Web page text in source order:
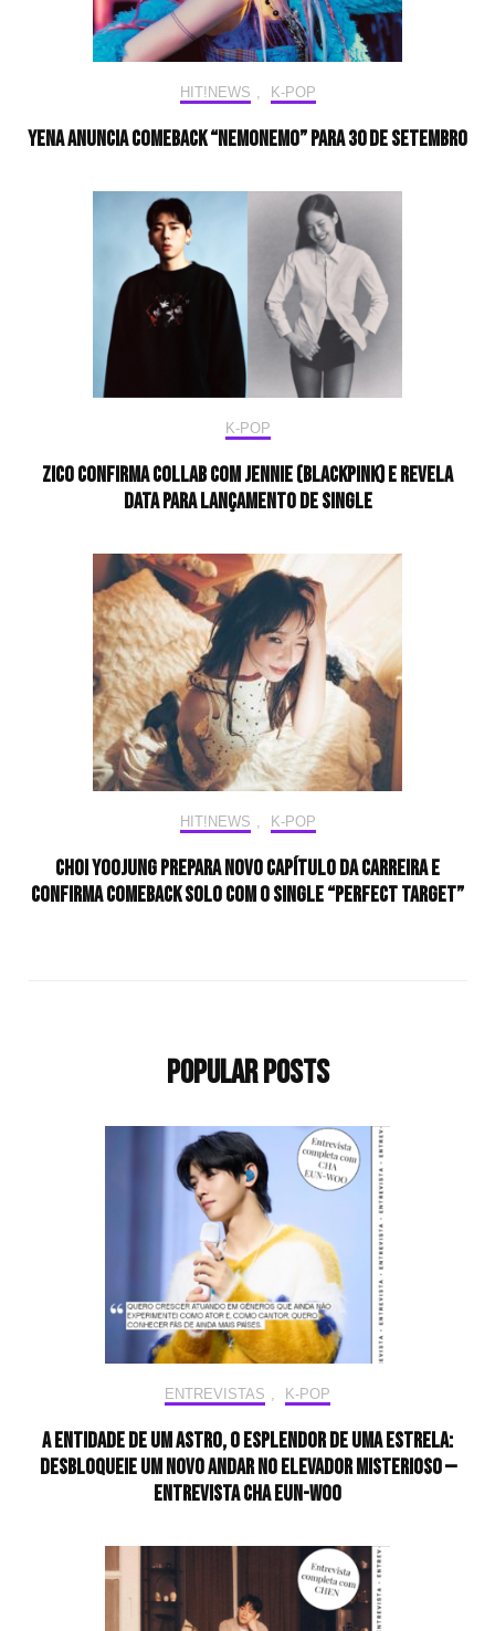
HIT!NEWS , K-POP
YENA anuncia comeback “Nemonemo” para 30 de setembro
K-POP
Zico confirma collab com Jennie (BLACKPINK) e revela
data para lançamento de single
HIT!NEWS K-POP
Choi Yoojung prepara novo capítulo da carreira e
confirma comeback solo com o single “Perfect Target”
Popular Posts
ENTREVISTAS K-POP
A entidade de um astro, o esplendor de uma estrela:
desbloqueie um novo andar no elevador misterioso —
Entrevista CHA EUN-WOO